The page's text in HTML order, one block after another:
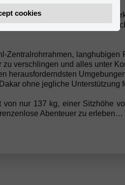
robusten und
die Aventura Rally307
Zentralrohrrahmen,
zu verschlingen und alles unter
herausforderndsten
ohne jegliche
von nur 137 kg, einer Sitzhöhe
Abenteuer zu
cookies